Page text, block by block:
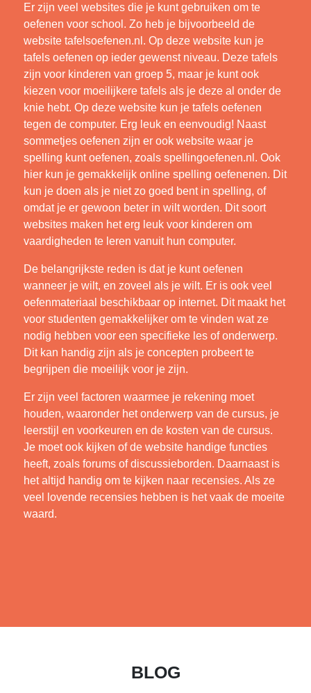
Er zijn veel websites die je kunt gebruiken om te
oefenen voor school. Zo heb je bijvoorbeeld de
website tafelsoefenen.nl. Op deze website kun je
tafels oefenen op ieder gewenst niveau. Deze tafels
zijn voor kinderen van groep 5, maar je kunt ook
kiezen voor moeilijkere tafels als je deze al onder de
knie hebt. Op deze website kun je tafels oefenen
tegen de computer. Erg leuk en eenvoudig! Naast
sommetjes oefenen zijn er ook website waar je
spelling kunt oefenen, zoals spellingoefenen.nl. Ook
hier kun je gemakkelijk online spelling oefenenen. Dit
kun je doen als je niet zo goed bent in spelling, of
omdat je er gewoon beter in wilt worden. Dit soort
websites maken het erg leuk voor kinderen om
vaardigheden te leren vanuit hun computer.
De belangrijkste reden is dat je kunt oefenen
wanneer je wilt, en zoveel als je wilt. Er is ook veel
oefenmateriaal beschikbaar op internet. Dit maakt het
voor studenten gemakkelijker om te vinden wat ze
nodig hebben voor een specifieke les of onderwerp.
Dit kan handig zijn als je concepten probeert te
begrijpen die moeilijk voor je zijn.
Er zijn veel factoren waarmee je rekening moet
houden, waaronder het onderwerp van de cursus, je
leerstijl en voorkeuren en de kosten van de cursus.
Je moet ook kijken of de website handige functies
heeft, zoals forums of discussieborden. Daarnaast is
het altijd handig om te kijken naar recensies. Als ze
veel lovende recensies hebben is het vaak de moeite
waard.
BLOG